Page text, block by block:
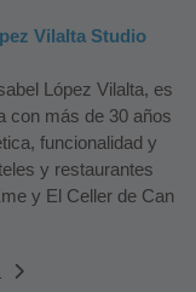
Vilalta Studio
López Vilalta, es
con más de 30 años
funcionalidad y
y restaurantes
y El Celler de Can